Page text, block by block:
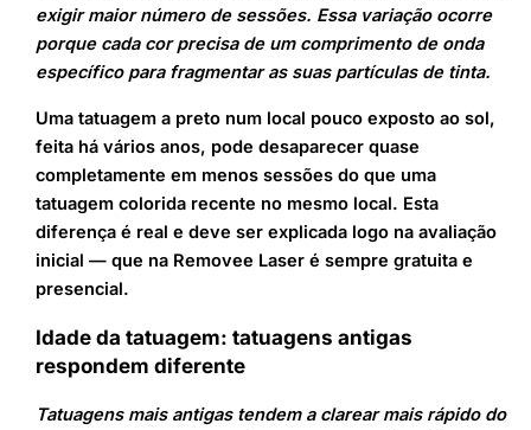
exigir maior número de sessões. Essa variação ocorre
porque cada cor precisa de um comprimento de onda
específico para fragmentar as suas partículas de tinta.
Uma tatuagem a preto num local pouco exposto ao sol,
feita há vários anos, pode desaparecer quase
completamente em menos sessões do que uma
tatuagem colorida recente no mesmo local. Esta
diferença é real e deve ser explicada logo na avaliação
inicial — que na Removee Laser é sempre gratuita e
presencial.
Idade da tatuagem: tatuagens antigas
respondem diferente
Tatuagens mais antigas tendem a clarear mais rápido do